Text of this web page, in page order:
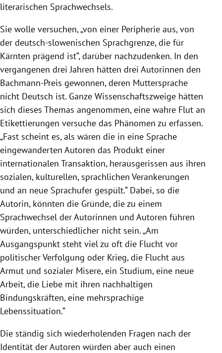
literarischen Sprachwechsels.
Sie wolle versuchen, „von einer Peripherie aus, von
der deutsch-slowenischen Sprachgrenze, die für
Kärnten prägend ist“, darüber nachzudenken. In den
vergangenen drei Jahren hätten drei Autorinnen den
Bachmann-Preis gewonnen, deren Muttersprache
nicht Deutsch ist. Ganze Wissenschaftszweige hätten
sich dieses Themas angenommen, eine wahre Flut an
Etikettierungen versuche das Phänomen zu erfassen.
„Fast scheint es, als wären die in eine Sprache
eingewanderten Autoren das Produkt einer
internationalen Transaktion, herausgerissen aus ihren
sozialen, kulturellen, sprachlichen Verankerungen
und an neue Sprachufer gespült.“ Dabei, so die
Autorin, könnten die Gründe, die zu einem
Sprachwechsel der Autorinnen und Autoren führen
würden, unterschiedlicher nicht sein. „Am
Ausgangspunkt steht viel zu oft die Flucht vor
politischer Verfolgung oder Krieg, die Flucht aus
Armut und sozialer Misere, ein Studium, eine neue
Arbeit, die Liebe mit ihren nachhaltigen
Bindungskräften, eine mehrsprachige
Lebenssituation.“
Die ständig sich wiederholenden Fragen nach der
Identität der Autoren würden aber auch einen